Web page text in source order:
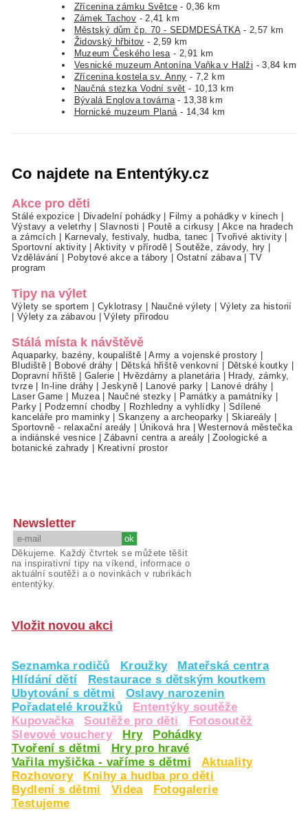
Zřícenina zámku Světce - 0,36 km
Zámek Tachov - 2,41 km
Městský dům čp. 70 - SEDMDESÁTKA - 2,57 km
Židovský hřbitov - 2,59 km
Muzeum Českého lesa - 2,91 km
Vesnické muzeum Antonína Vaňka v Halži - 3,84 km
Zřícenina kostela sv. Anny - 7,2 km
Naučná stezka Vodní svět - 10,13 km
Bývalá Englova továrna - 13,38 km
Hornické muzeum Planá - 14,34 km
Co najdete na Ententýky.cz
Akce pro děti
Stálé expozice Divadelní pohádky Filmy a pohádky v kinech
Výstavy a veletrhy|Slavnosti Poutě a cirkusy
Akce na hradech
a zámcích
Karnevaly, festivaly, hudba, tanec Tvořivé aktivity
Sportovní aktivity|Aktivity v přírodě |Soutěže, závody, hry
Vzdělávání
Pobytové akce a tábory Ostatní zábava|TV
program
Tipy na výlet
Výlety se sportem Cyklotrasy Naučné výlety
Výlety za historií
Výlety za zábavou |Výlety přírodou
Stálá místa k návštěvě
Aquaparky, bazény, koupaliště |Army a vojenské prostory
Bludiště
Bobové dráhy Dětská hřiště venkovní Dětské koutky
Dopravní hřiště
Galerie Hvězdárny a planetária|
Hrady, zámky,
tvrze| In-line dráhy |Jeskyně| Lanové parky Lanové dráhy
Laser Game
Muzea| Naučné stezky Památky a památníky
Parky| Podzemní chodby Rozhledny a vyhlídky
Sdílené
kanceláře pro maminky |Skanzeny a archeoparky Skiareály
Sportovně - relaxační areály
Úniková hra|Westernová městečka
a indiánské vesnice |Zábavní centra a areály |Zoologické a
botanické zahrady
Kreativní prostor
Newsletter
Děkujeme. Každý čtvrtek se můžete těšit
na inspirativní tipy na víkend, informace o
aktuální soutěži a o novinkách v rubrikách
ententýky.
Vložit novou akci
Seznamka rodičů Kroužky
Mateřská centra
Hlídání dětí
Restaurace s dětským koutkem
Ubytování s dětmi
Oslavy narozenin
Pořadatelé kroužků
Ententýky soutěže
Kupovačka
Soutěže pro děti
Fotosoutěž
Slevové vouchery
Hry
Pohádky
Tvoření s dětmi
Hry pro hravé
Vařila myšička - vaříme s dětmi
Aktuality
Rozhovory
Knihy a hudba pro děti
Bydlení s dětmi
Videa
Fotogalerie
Testujeme